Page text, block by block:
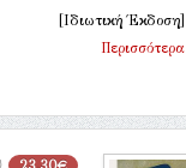
[Ιδιωτική Έκδοση]
Περισσότερα